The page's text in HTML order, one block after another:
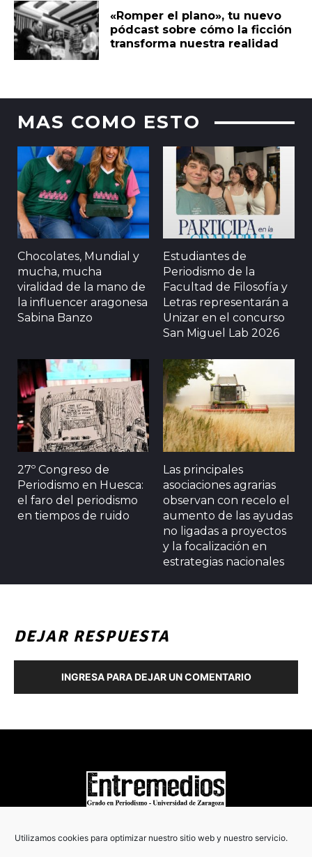
Utilizamos cookies para optimizar nuestro sitio web y nuestro servicio.
«Romper el plano», tu nuevo
pódcast sobre cómo la ficción
transforma nuestra realidad
MAS COMO ESTO
Chocolates, Mundial y
mucha, mucha
viralidad de la mano de
la influencer aragonesa
Sabina Banzo
Estudiantes de
Periodismo de la
Facultad de Filosofía y
Letras representarán a
Unizar en el concurso
San Miguel Lab 2026
27º Congreso de
Periodismo en Huesca:
el faro del periodismo
en tiempos de ruido
Las principales
asociaciones agrarias
observan con recelo el
aumento de las ayudas
no ligadas a proyectos
y la focalización en
estrategias nacionales
DEJAR RESPUESTA
INGRESA PARA DEJAR UN COMENTARIO